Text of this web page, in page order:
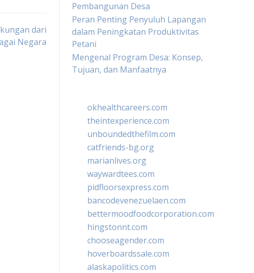
dari
Negara
Pembangunan Desa
Peran Penting Penyuluh Lapangan
dalam Peningkatan Produktivitas
Petani
Mengenal Program Desa: Konsep,
Tujuan, dan Manfaatnya
okhealthcareers.com
theintexperience.com
unboundedthefilm.com
catfriends-bg.org
marianlives.org
waywardtees.com
pidfloorsexpress.com
bancodevenezuelaen.com
bettermoodfoodcorporation.com
hingstonnt.com
chooseagender.com
hoverboardssale.com
alaskapolitics.com